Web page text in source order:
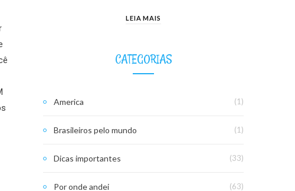
LEIA MAIS
CATEGORIAS
America (1)
Brasileiros pelo mundo (1)
Dicas importantes (33)
Por onde andei (63)